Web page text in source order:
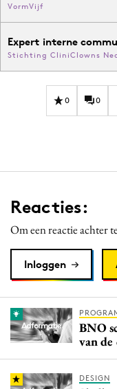
VormVijf
Expert interne
Stichting CliniClowns
0 0
Reacties:
Om een reactie achter
Inloggen
BNO
van
DESIGN